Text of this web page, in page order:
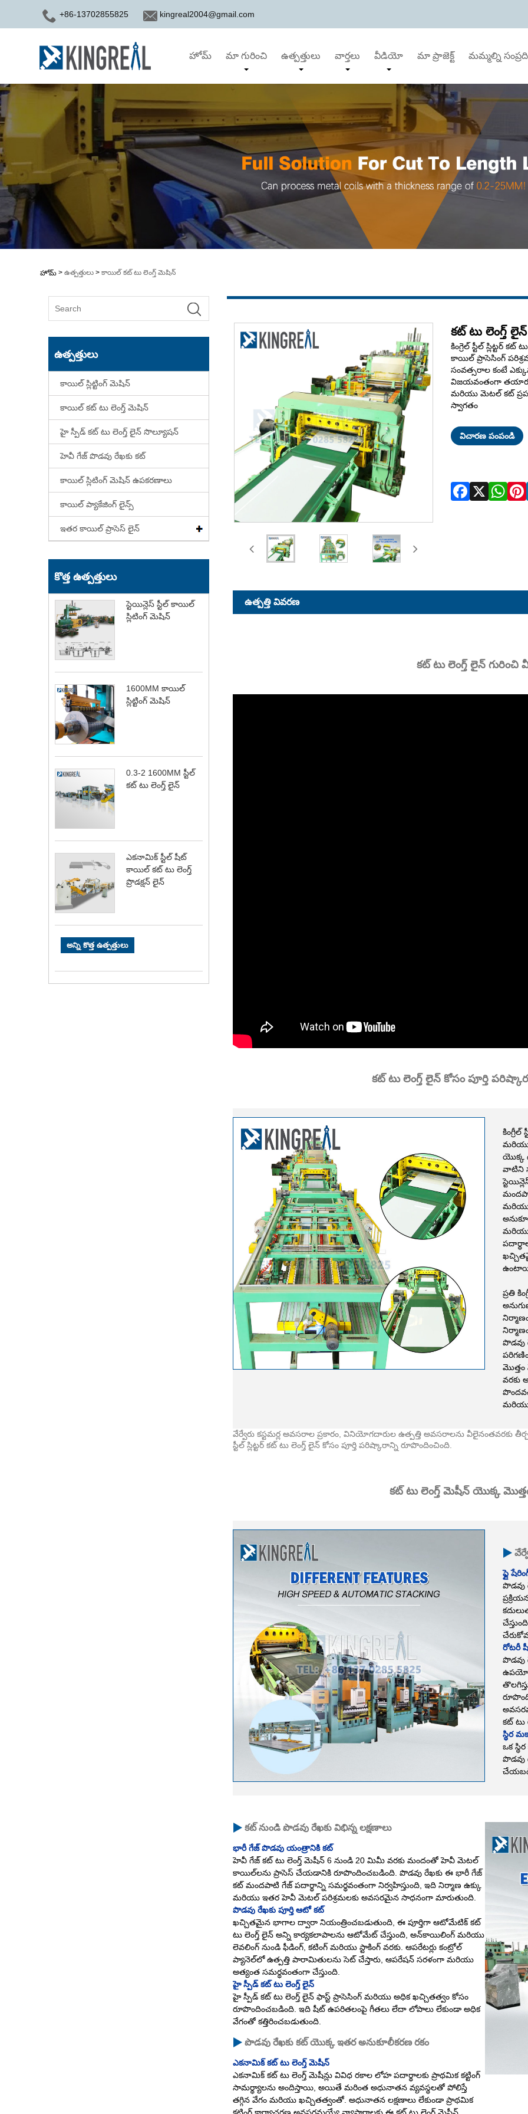
+86-13702855825 kingreal2004@gmail.com
హోమ్ మా గురించి ఉత్పత్తులు వార్తలు వీడియో మా ప్రాజెక్ట్ మమ్మల్ని
హోమ్ > ఉత్పత్తులు >కాయిల్ కట్ టు లెంగ్త్ మెషిన్
ఉత్పత్తులు
కాయిల్ స్లిట్టింగ్ మెషిన్
కాయిల్ కట్ టు లెంగ్త్ మెషిన్
హై స్పీడ్ కట్ టు లెంగ్త్ లైన్ సొల్యూషన్
హెవీ గేజ్ పొడవు రేఖకు కట్
కాయిల్ స్లిటింగ్ మెషిన్ ఉపకరణాలు
కాయిల్ ప్యాకేజింగ్ లైన్స్
ఇతర కాయిల్ ప్రాసెస్ లైన్
కొత్త ఉత్పత్తులు
స్టెయిన్లెస్ స్టీల్ కాయిల్
స్లిటింగ్ మెషిన్
1600MM కాయిల్
స్లిట్టింగ్ మెషిన్
0.3-2 1600MM స్టీల్
కట్ టు లెంగ్త్ లైన్
ఎకనామిక్ స్టీల్ షీట్
కాయిల్ కట్ టు లెంగ్త్
ప్రొడక్షన్ లైన్
అన్ని కొత్త ఉత్పత్తులు
కట్ టు లెంగ్త్
కింగ్రెల్ స్టీల్ స్లిట్టర్
కాయిల్ ప్రాసెసింగ్
సంవత్సరాల కంటే
విజయవంతంగా
మరియు మెటల్ కట్
స్వాగతం
విచారణ పంపండి
ఉత్పత్తి వివరణ
కట్ టు లెంగ్త్ లైన్
కట్ టు లెంగ్త్ లైన్ కోసం పూర్తి
మరియు
యొక్క
వాటిని
మరియు
ప్రతి
పొడవు
మొత్తం
వరకు
మరియు
వేర్వేరు కస్టమర్ల అవసరాల ప్రకారం, వినియోగదారుల ఉత్పత్తి అవసరాలను వీలైనంతవరకు
స్టీల్ స్లిట్టర్ కట్ టు లెంగ్త్ లైన్ కోసం పూర్తి పరిష్కారాన్ని రూపొందించింది.
కట్ టు లెంగ్త్ మెషీన్ యొక్క
ఫ్లై
పొడవు
రోటరీ
పొడవు
కట్ టు
స్థిర
ఒక
పొడవు
కట్ నుండి పొడవు రేఖకు విభిన్న లక్షణాలు
భారీ గేజ్ పొడవు యంత్రానికి కట్
హెవీ గేజ్ కట్ టు లెంగ్త్ మెషీన్ 6 నుండి 20 మిమీ వరకు మందంతో హెవీ మెటల్
కాయిల్‌లను ప్రాసెస్ చేయడానికి రూపొందించబడింది. పొడవు రేఖకు ఈ భారీ గేజ్
కట్ మందపాటి గేజ్ పదార్థాన్ని సమర్థవంతంగా నిర్వహిస్తుంది, ఇది నిర్మాణ ఉక్కు
మరియు ఇతర హెవీ మెటల్ పరిశ్రమలకు అవసరమైన సాధనంగా మారుతుంది.
పొడవు రేఖకు పూర్తి ఆటో కట్
ఖచ్చితమైన భాగాల ద్వారా నియంత్రించబడుతుంది, ఈ పూర్తిగా ఆటోమేటిక్ కట్
టు లెంగ్త్ లైన్ అన్ని కార్యకలాపాలను ఆటోమేట్ చేస్తుంది, అన్‌కాయిలింగ్ మరియు
లెవలింగ్ నుండి ఫీడింగ్, కటింగ్ మరియు స్టాకింగ్ వరకు. ఆపరేటర్లు కంట్రోల్
ప్యానెల్‌లో ఉత్పత్తి పారామితులను సెట్ చేస్తారు, ఆపరేషన్ సరళంగా మరియు
అత్యంత సమర్థవంతంగా చేస్తుంది.
హై స్పీడ్ కట్ టు లెంగ్త్ లైన్
హై స్పీడ్ కట్ టు లెంగ్త్ లైన్ ఫాస్ట్ ప్రాసెసింగ్ మరియు అధిక ఖచ్చితత్వం కోసం
రూపొందించబడింది. ఇది షీట్ ఉపరితలంపై గీతలు లేదా లోపాలు లేకుండా అధిక
వేగంతో కత్తిరించబడుతుంది.
పొడవు రేఖకు కట్ యొక్క ఇతర అనుకూలీకరణ రకం
ఎకనామిక్ కట్ టు లెంగ్త్ మెషీన్
ఎకనామిక్ కట్ టు లెంగ్త్ మెషీన్లు వివిధ రకాల లోహ పదార్థాలకు ప్రాథమిక కట్టింగ్
సామర్థ్యాలను అందిస్తాయి, అయితే మరింత అధునాతన వ్యవస్థలతో పోలిస్తే
తగ్గిన వేగం మరియు ఖచ్చితత్వంతో. అధునాతన లక్షణాలు లేకుండా ప్రాథమిక
కట్టింగ్ కార్యాచరణ అవసరమయ్యే వ్యాపారాలకు ఈ కట్ టు లెంగ్త్ మెషీన్